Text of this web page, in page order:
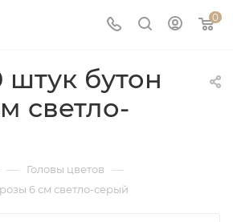
0
штук бутон
светло-
— Головы цветов —
6 см светло-серый